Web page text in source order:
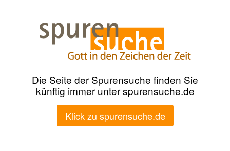
Die Seite der Spurensuche finden Sie
künftig immer unter spurensuche.de
Klick zu spurensuche.de